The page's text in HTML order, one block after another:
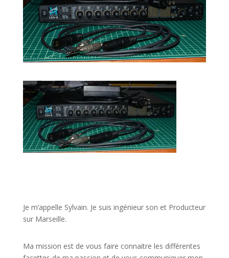
Je m’appelle Sylvain. Je suis ingénieur son et Producteur
sur Marseille.
Ma mission est de vous faire connaitre les différentes